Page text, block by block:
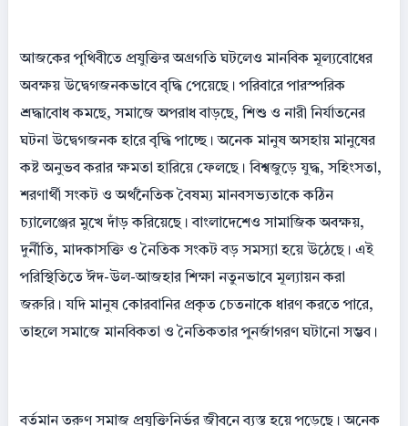
আজকের পৃথিবীতে প্রযুক্তির অগ্রগতি ঘটলেও মানবিক মূল্যবোধের
অবক্ষয় উদ্বেগজনকভাবে বৃদ্ধি পেয়েছে। পরিবারে পারস্পরিক
শ্রদ্ধাবোধ কমছে, সমাজে অপরাধ বাড়ছে, শিশু ও নারী নির্যাতনের
ঘটনা উদ্বেগজনক হারে বৃদ্ধি পাচ্ছে। অনেক মানুষ অসহায় মানুষের
কষ্ট অনুভব করার ক্ষমতা হারিয়ে ফেলছে। বিশ্বজুড়ে যুদ্ধ, সহিংসতা,
শরণার্থী সংকট ও অর্থনৈতিক বৈষম্য মানবসভ্যতাকে কঠিন
চ্যালেঞ্জের মুখে দাঁড় করিয়েছে। বাংলাদেশেও সামাজিক অবক্ষয়,
দুর্নীতি, মাদকাসক্তি ও নৈতিক সংকট বড় সমস্যা হয়ে উঠেছে। এই
পরিস্থিতিতে ঈদ-উল-আজহার শিক্ষা নতুনভাবে মূল্যায়ন করা
জরুরি। যদি মানুষ কোরবানির প্রকৃত চেতনাকে ধারণ করতে পারে,
তাহলে সমাজে মানবিকতা ও নৈতিকতার পুনর্জাগরণ ঘটানো সম্ভব।
বর্তমান তরুণ সমাজ প্রযুক্তিনির্ভর জীবনে ব্যস্ত হয়ে পড়েছে। অনেক